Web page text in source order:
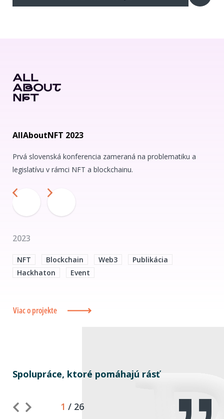
AllAboutNFT 2023
Prvá slovenská konferencia zameraná na problematiku a
legislatívu v rámci NFT a blockchainu.
PredchádzajúciNasledujúci
2023
NFT Blockchain Web3
Publikácia
Hackhaton
Event
Viac o projekte
1 / 26
Spolupráce, ktoré pomáhajú rásť
Predchádzajúci
Nasledujúci